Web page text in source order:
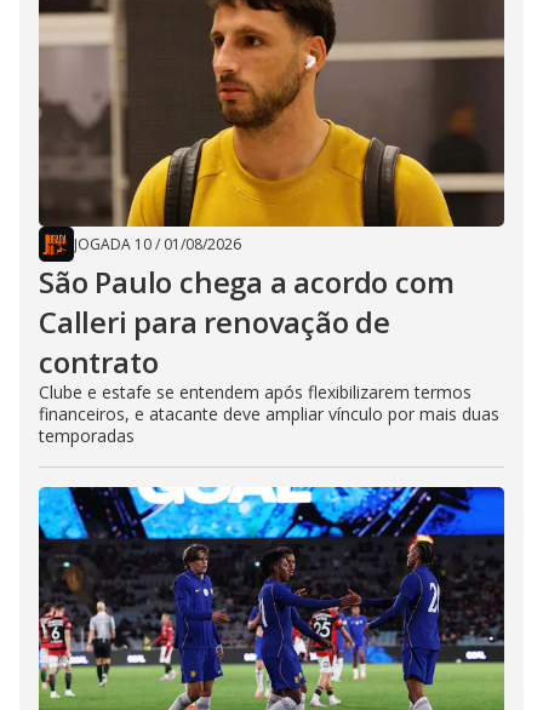
JOGADA 10/ 01/08/2026
São Paulo chega a acordo com
Calleri para renovação de
contrato
Clube e estafe se entendem após flexibilizarem termos
financeiros, e atacante deve ampliar vínculo por mais duas
temporadas